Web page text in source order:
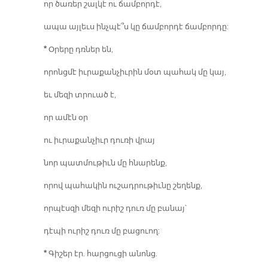
որ ծառեր շալկէ ու ճամբորդէ,
ապա այլեւս ինչպէ՞ս կը ճամբորդէ ճամբորդը:
*Օրերը դռներ են,
որոնցմէ իւրաքանչիւրին մօտ պահակ մը կայ,
եւ մեզի տրուած է,
որ ամէն օր
ու իւրաքանչիւր դուռի վրայ
նոր պատմութիւն մը հնարենք,
որով պահակին ուշադրութիւնը շեղենք,
որպէսզի մեզի ուրիշ դուռ մը բանայ՝
դէպի ուրիշ դուռ մը բացուող:
*Գիշեր էր. հարցուցի անոնց.